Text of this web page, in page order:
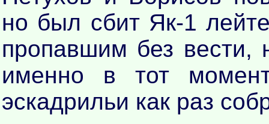
но был сбит Як-1
пропавшим без
именно в тот
эскадрильи как раз